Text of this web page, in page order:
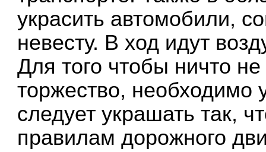
украсить автомобили,
невесту. В ход идут
Для того чтобы ничто
торжество, необходимо
следует украшать так,
правилам дорожного